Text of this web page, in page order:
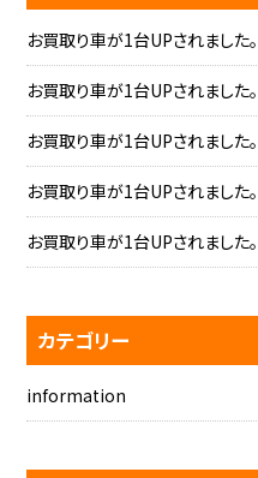
お買取り車が1台UPされました。
お買取り車が1台UPされました。
お買取り車が1台UPされました。
お買取り車が1台UPされました。
お買取り車が1台UPされました。
カテゴリー
information